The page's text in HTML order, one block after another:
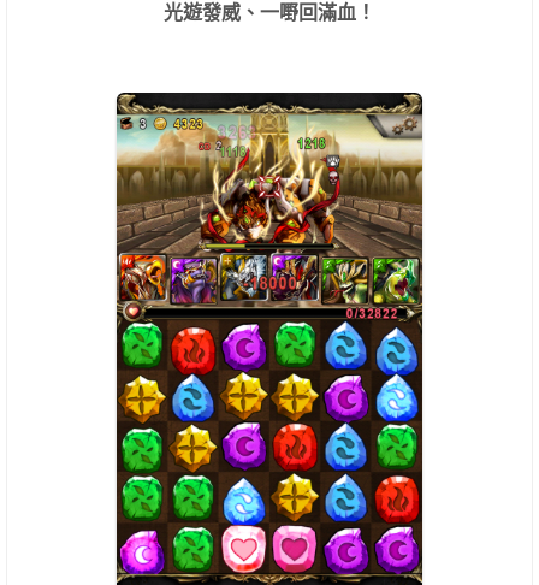
光遊發威、一嘢回滿血！